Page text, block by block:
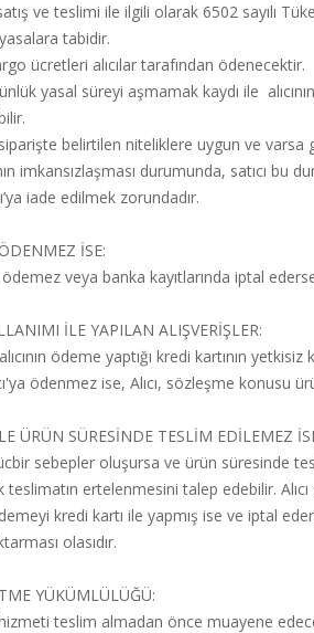
satış ve teslimi ile ilgili olarak 6502 sayılı
tabidir.
ücretleri alıcılar tarafından ödenecektir.
yasal süreyi aşmamak kaydı ile
belirtilen niteliklere uygun ve
imkansızlaşması durumunda, satıcı
iade edilmek zorundadır.
İSE:
ödemez veya banka kayıtlarında iptal
İLE YAPILAN ALIŞVERİŞLER:
ödeme yaptığı kredi kartının
ödenmez ise, Alıcı, sözleşme konusu
ÜRÜN SÜRESİNDE TESLİM EDİLEMEZ
sebepler oluşursa ve ürün süresinde
ertelenmesini talep edebilir.
kredi kartı ile yapmış ise ve iptal
olasıdır.
YÜKÜMLÜLÜĞÜ:
teslim almadan önce muayene